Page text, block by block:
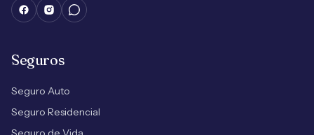
Seguros
Seguro Auto
Seguro Residencial